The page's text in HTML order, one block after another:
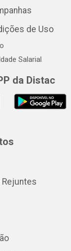
de Uso
Salarial
da Distac